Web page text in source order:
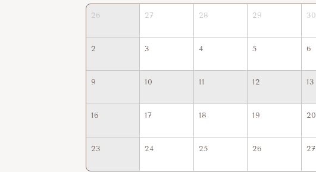
26 27 28 29 30
2 3 4 5 6
9 10 11 12 13
16 17 18 19 20
23 24 25 26 27